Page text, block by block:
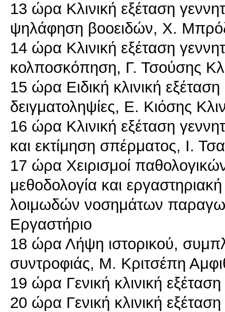
13 ώρα Κλινική εξέταση
ψηλάφηση βοοειδών, Χ.
14 ώρα Κλινική εξέταση
κολποσκόπηση, Γ. Τσούσης
15 ώρα Ειδική κλινική
δειγματοληψίες, Ε. Κιόσης
16 ώρα Κλινική εξέταση
και εκτίμηση σπέρματος, Ι.
17 ώρα Χειρισμοί
μεθοδολογία και
λοιμωδών νοσημάτων
Εργαστήριο
18 ώρα Λήψη ιστορικού,
συντροφιάς, Μ. Κριτσέπη
19 ώρα Γενική κλινική
20 ώρα Γενική κλινική